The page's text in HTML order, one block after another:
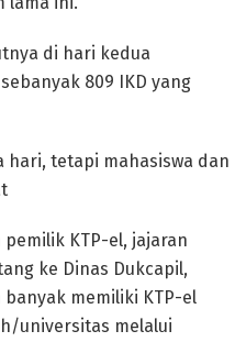
di hari kedua
809 IKD yang
hari, tetapi mahasiswa dan
KTP-el, jajaran
ke Dinas Dukcapil,
memiliki KTP-el
universitas melalui